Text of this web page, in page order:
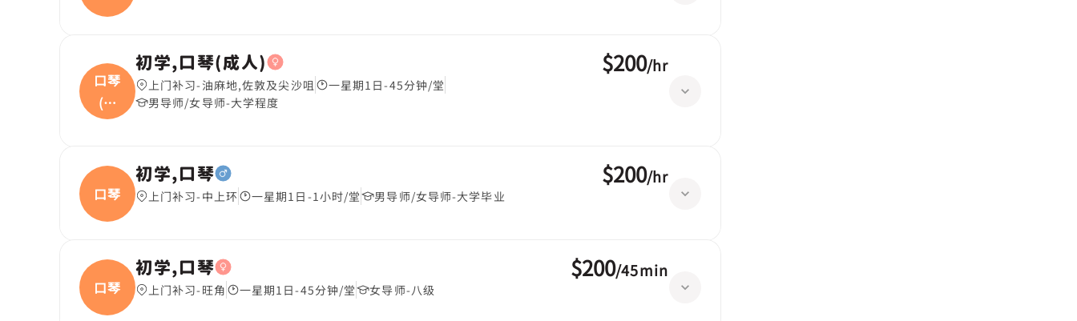
口琴
(成
人
初学,口琴(成人)
上门补习-油麻地,佐敦及尖沙咀
一星期1日-45分钟/堂
男导师/女导师-大学程度
$200/hr
口琴
初学,口琴
上门补习-中上环 一星期1日-1小时/堂 男导师/女导师-大学毕业
$200/hr
口琴
初学,口琴
上门补习-旺角 一星期1日-45分钟/堂 女导师-八级
$200/45min